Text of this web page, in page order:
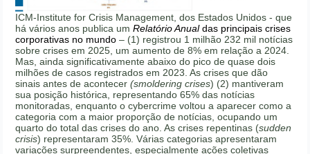
ICM-Institute for Crisis Management, dos Estados Unidos - que
há vários anos publica umRelatório Anualdas principais crises
corporativas no mundo – (1) registrou 1 milhão 232 mil notícias
sobre crises em 2025, um aumento de 8% em relação a 2024.
Mas, ainda significativamente abaixo do pico de quase dois
milhões de casos registrados em 2023. As crises que dão
sinais antes de acontecer(smoldering crises) (2) mantiveram
sua posição histórica, representando 65% das notícias
monitoradas, enquanto o cybercrime voltou a aparecer como a
categoria com a maior proporção de notícias, ocupando um
quarto do total das crises do ano. As crises repentinas (sudden
crisis) representaram 35%. Várias categorias apresentaram
variações surpreendentes, especialmente ações coletivas